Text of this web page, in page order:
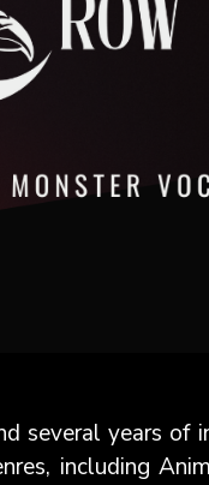
several years of
including